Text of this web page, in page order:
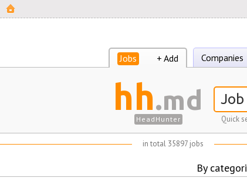
Jobs + Add Companies
hh.md
HeadHunter Quick
in total 35897 jobs
By